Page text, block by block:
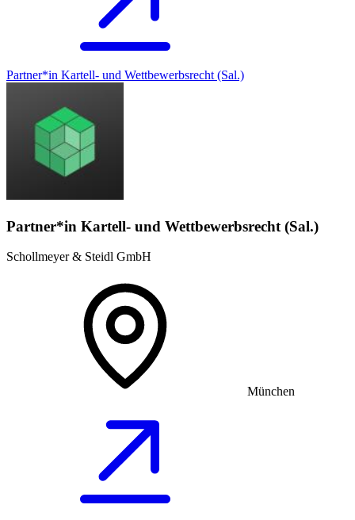
Partner*in Kartell- und Wettbewerbsrecht (Sal.)
Partner*in Kartell- und Wettbewerbsrecht (Sal.)
Schollmeyer & Steidl GmbH
München